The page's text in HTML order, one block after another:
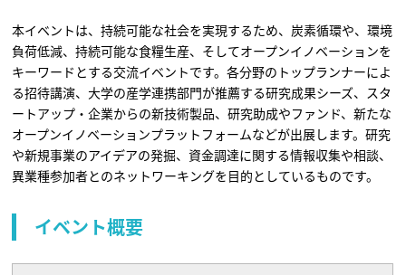
本イベントは、持続可能な社会を実現するため、炭素循環や、環境
負荷低減、持続可能な食糧生産、そしてオープンイノベーションを
キーワードとする交流イベントです。各分野のトップランナーによ
る招待講演、大学の産学連携部門が推薦する研究成果シーズ、スタ
ートアップ・企業からの新技術製品、研究助成やファンド、新たな
オープンイノベーションプラットフォームなどが出展します。研究
や新規事業のアイデアの発掘、資金調達に関する情報収集や相談、
異業種参加者とのネットワーキングを目的としているものです。
イベント概要